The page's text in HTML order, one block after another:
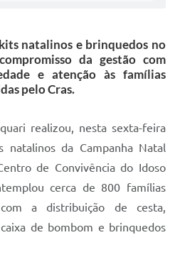
natalinos e brinquedos no
da gestão com
e atenção às famílias
pelo Cras.
realizou, nesta sexta-feira
da Campanha Natal
de Convivência do Idoso
cerca de 800 famílias
a distribuição de cesta,
de bombom e brinquedos